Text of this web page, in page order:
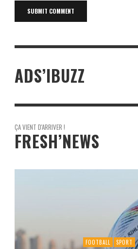
ADS’IBUZZ
ÇA VIENT D'ARRIVER !
FRESH’NEWS
FOOTBALL SPORT